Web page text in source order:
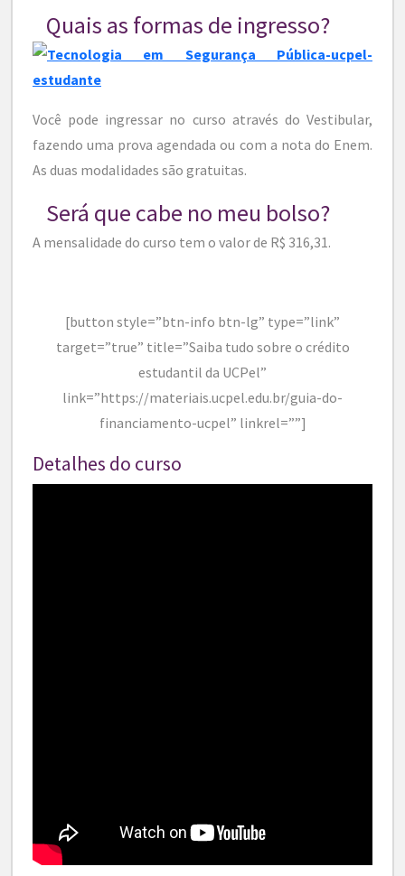
Quais as formas de ingresso?
Você pode ingressar no curso através do Vestibular,
fazendo uma prova agendada ou com a nota do Enem.
As duas modalidades são gratuitas.
Será que cabe no meu bolso?
A mensalidade do curso tem o valor de R$ 316,31.
[button style=”btn-info btn-lg” type=”link”
target=”true” title=”Saiba tudo sobre o crédito
estudantil da UCPel”
link=”https://materiais.ucpel.edu.br/guia-do-
financiamento-ucpel” linkrel=””]
Detalhes do curso